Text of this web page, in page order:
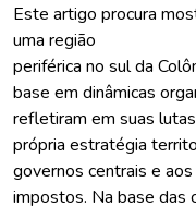
Este artigo procura
uma região
periférica no sul da
base em dinâmicas
refletiram em suas
própria estratégia
governos centrais e
impostos. Na base das